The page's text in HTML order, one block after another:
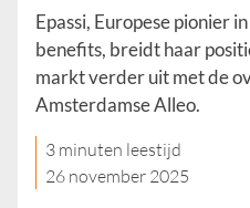
Epassi, Europese pionier
benefits, breidt haar
markt verder uit met de
Amsterdamse Alleo.
3 minuten leestijd
26 november 2025